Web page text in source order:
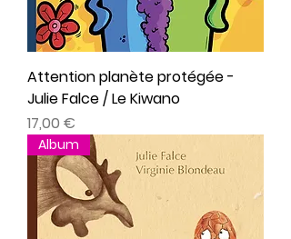
Attention planète protégée -
Julie Falce / Le Kiwano
Prix
17,00 €
Album